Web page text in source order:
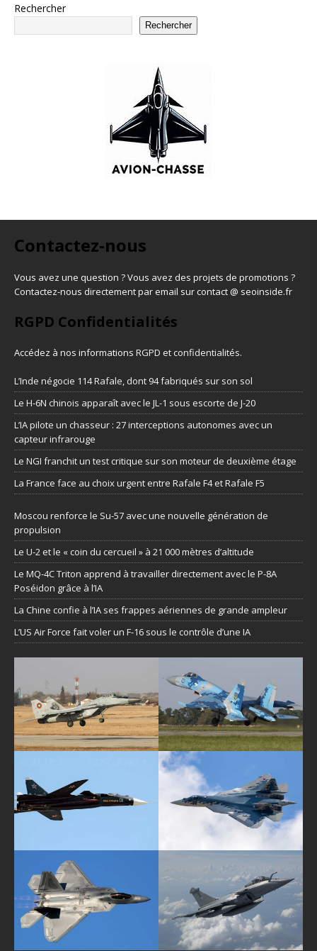
Rechercher
Rechercher
Contactez-nous
Vous avez une question ? Vous avez des projets de promotions ?
Contactez-nous directement par email sur contact @ seoinside.fr
RGPD Confidentialités
Accédez à nos informations RGPD et confidentialités.
L’Inde négocie 114 Rafale, dont 94 fabriqués sur son sol
Le H-6N chinois apparaît avec le JL-1 sous escorte de J-20
L’IA pilote un chasseur : 27 interceptions autonomes avec un
capteur infrarouge
Le NGI franchit un test critique sur son moteur de deuxième étage
La France face au choix urgent entre Rafale F4 et Rafale F5
Moscou renforce le Su-57 avec une nouvelle génération de
propulsion
Le U-2 et le « coin du cercueil » à 21 000 mètres d’altitude
Le MQ-4C Triton apprend à travailler directement avec le P-8A
Poséidon grâce à l’IA
La Chine confie à l’IA ses frappes aériennes de grande ampleur
L’US Air Force fait voler un F-16 sous le contrôle d’une IA